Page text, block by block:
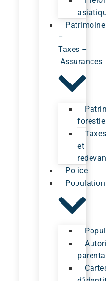
Patrimoine
–
Taxes –
Assurances
Taxes
et
Police
Population